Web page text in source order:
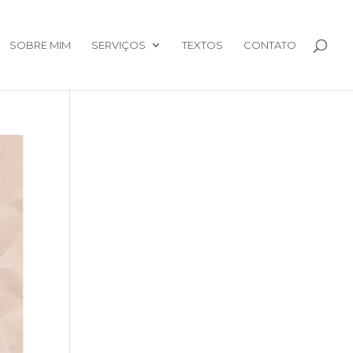
SOBRE MIM SERVIÇOS TEXTOS CONTATO